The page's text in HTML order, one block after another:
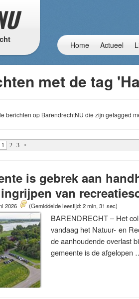
Home Actueel
met de tag
berichten op BarendrechtNU die zijn getagged
1 2 3 >
is gebrek aan
van
2026 (Gemiddelde leestijd: 2 min, 31 sec)
BARENDRECHT – Het
vandaag het Natuur- en
de aanhoudende overlast
gemeente is de afgelopen